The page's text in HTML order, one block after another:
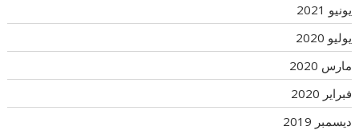
يونيو 2021
يوليو 2020
مارس 2020
فبراير 2020
ديسمبر 2019